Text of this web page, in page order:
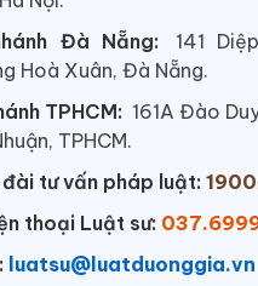
Đà Nẵng:
141
Hoà Xuân, Đà Nẵng.
TPHCM: 161A Đào
TPHCM.
tư vấn pháp luật:
thoại Luật sư:
luatsu@luatduonggia.vn